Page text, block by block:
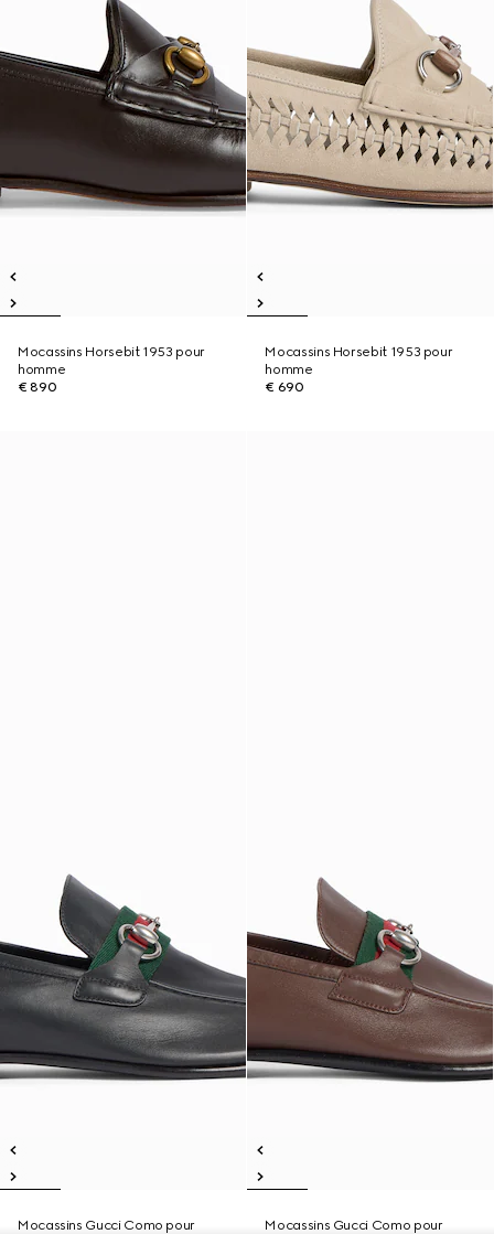
Mocassins Horsebit 1953 pour
homme
€ 890
Mocassins Horsebit 1953 pour
homme
€ 690
Mocassins Gucci Como pour
Mocassins Gucci Como pour